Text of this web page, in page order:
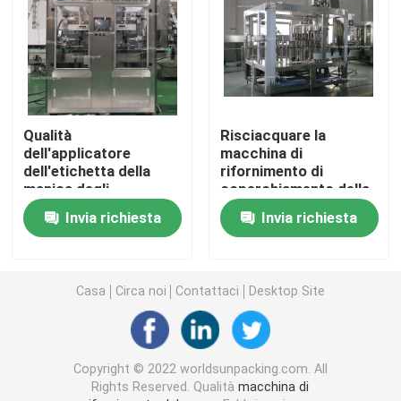
Macchina di rifornimento dell'alcool
Tappatrice automatica
Macchina di rifornimento della bevanda
Imbottigliatrice
Macchina di rifornimento del condimento dell'insalata
Macchina di rifornimento della maionese
Qualità
dell'applicatore
dell'etichetta della
manica degli
strizzacervelli di
Automtaic migliore in
Cina
Invia richiesta
Risciacquare la
macchina di
rifornimento di
coperchiamento della
bevanda
Invia richiesta
Casa Circa noi Contattaci Desktop Site
Copyright © 2022 worldsunpacking.com. All
Rights Reserved. Qualitàmacchina di